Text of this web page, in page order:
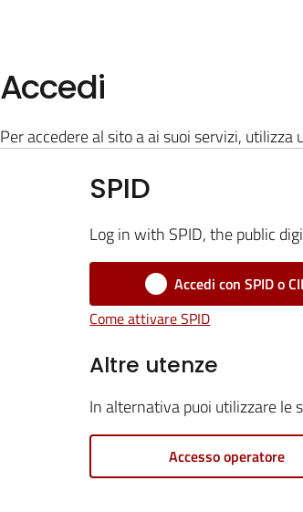
Accedi
Per accedere al sito a ai suoi servizi,
SPID
Log in with SPID, the public
Accedi con SPID o
Come attivare SPID
Altre utenze
In alternativa puoi utilizzare le
Accesso operatore